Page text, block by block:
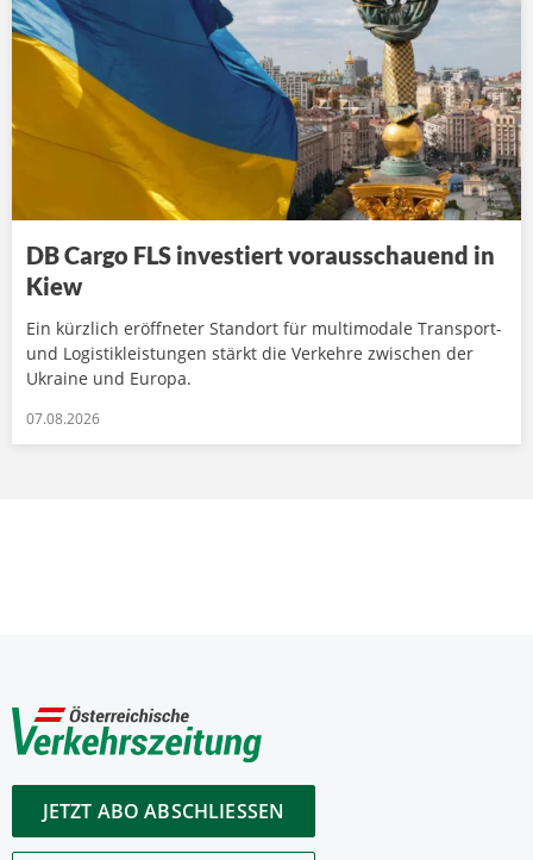
DB Cargo FLS investiert vorausschauend in
Kiew
Ein kürzlich eröffneter Standort für multimodale Transport-
und Logistikleistungen stärkt die Verkehre zwischen der
Ukraine und Europa.
07.08.2026
JETZT ABO ABSCHLIESSEN